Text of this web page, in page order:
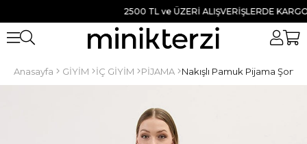
2500 TL ve ÜZERİ ALIŞVERİŞLERDE KARGO
Anasayfa GİYİM İÇ GİYİM PİJAMA Nakışlı Pamuk Pijama Şort